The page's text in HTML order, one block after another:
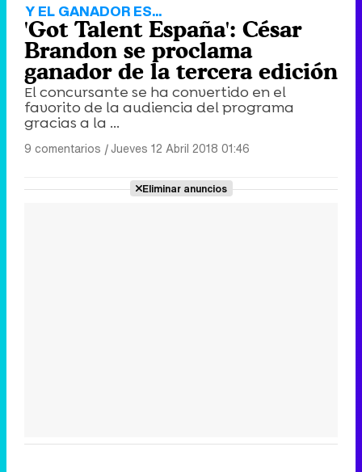
Y EL GANADOR ES...
'Got Talent España': César
Brandon se proclama
ganador de la tercera edición
El concursante se ha convertido en el
favorito de la audiencia del programa
gracias a la ...
9 comentarios |Jueves 12 Abril 2018 01:46
Eliminar anuncios